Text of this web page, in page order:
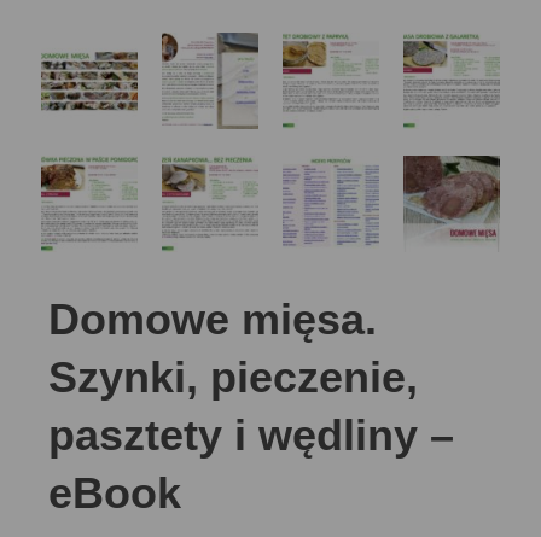
Domowe mięsa.
Szynki, pieczenie,
pasztety i wędliny –
eBook